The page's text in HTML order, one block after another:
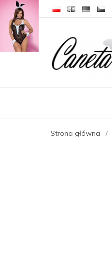
Strona główna
JA